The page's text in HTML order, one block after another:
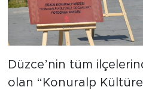
Düzce’nin tüm
olan “Konuralp